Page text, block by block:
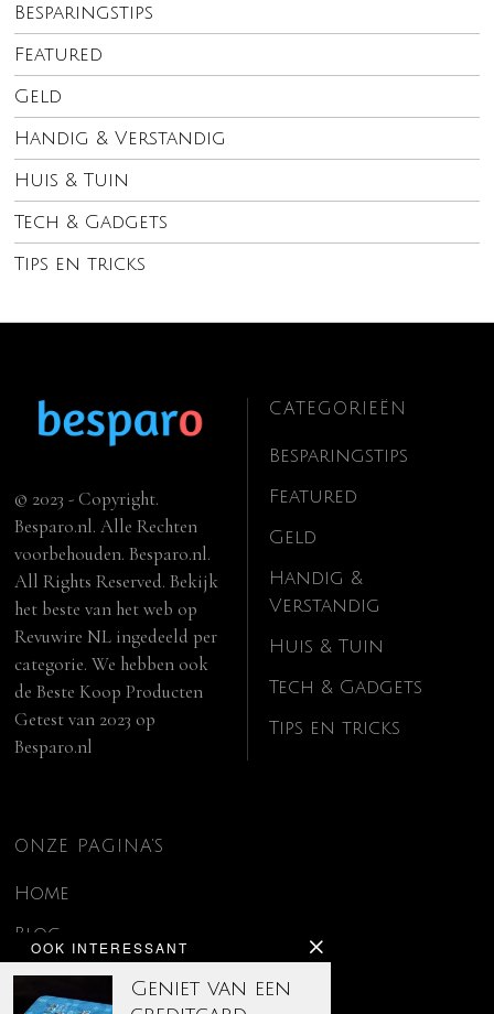
Besparingstips
Featured
Geld
Handig & Verstandig
Huis & Tuin
Tech & Gadgets
Tips en tricks
OOK INTERESSANT
Geniet van een
© 2023 - Copyright.
Besparo.nl. Alle Rechten
voorbehouden. Besparo.nl.
All Rights Reserved. Bekijk
het beste van het web op
Revuwire NL ingedeeld per
categorie. We hebben ook
deBeste Koop Producten
Getest van 2023 op
Besparo.nl
CATEGORIEËN
Besparingstips
Featured
Geld
Handig &
Verstandig
Huis & Tuin
Tech & Gadgets
Tips en tricks
ONZE PAGINA’S
Home
Blog
Contact